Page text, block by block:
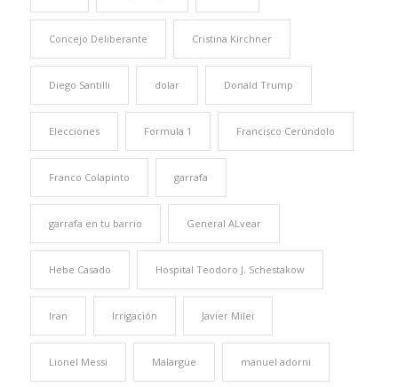
Concejo Deliberante Cristina Kirchner
Diego Santilli dolar Donald Trump
Elecciones Formula 1 Francisco Cerúndolo
Franco Colapinto garrafa
garrafa en tu barrio General ALvear
Hebe Casado Hospital Teodoro J. Schestakow
Iran Irrigación Javier Milei
Lionel Messi Malargüe manuel adorni